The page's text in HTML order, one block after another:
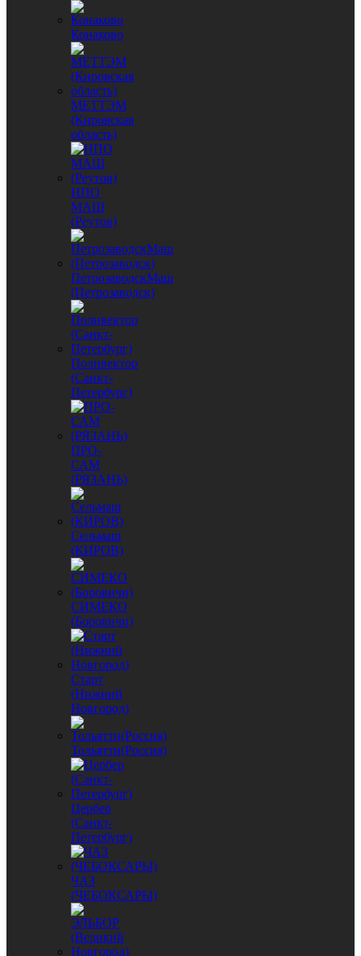
Конаково
МЕТТЭМ
(Кировская
область)
НПО
МАШ
(Реутов)
ПетрозаводскМаш
(Петрозаводск)
Поливектор
(Санкт-
Петербург)
ПРО-
САМ
(РЯЗАНЬ)
Сельмаш
(КИРОВ)
СИМЕКО
(Боровичи)
Старт
(Нижний
Новгород)
Тольятти(Россия)
Цербер
(Санкт-
Петербург)
ЧАЗ
(ЧЕБОКСАРЫ)